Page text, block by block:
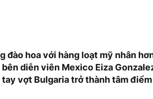
hoa với hàng loạt mỹ nhân
diễn viên Mexico Eiza
vợt Bulgaria trở thành tâm